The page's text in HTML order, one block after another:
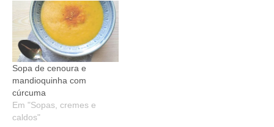
Sopa de cenoura e
mandioquinha com
cúrcuma
Em "Sopas, cremes e
caldos"